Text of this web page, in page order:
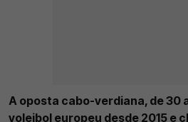
A oposta cabo-verdiana, de 30
voleibol europeu desde 2015 e